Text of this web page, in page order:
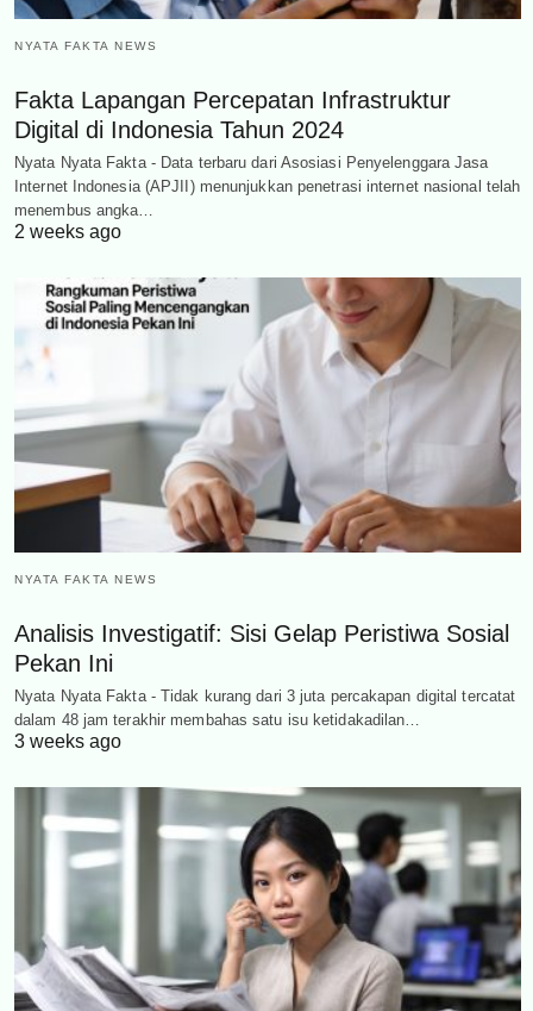
NYATA FAKTA NEWS
Fakta Lapangan Percepatan Infrastruktur
Digital di Indonesia Tahun 2024
Nyata Nyata Fakta - Data terbaru dari Asosiasi Penyelenggara Jasa
Internet Indonesia (APJII) menunjukkan penetrasi internet nasional telah
menembus angka…
2 weeks ago
NYATA FAKTA NEWS
Analisis Investigatif: Sisi Gelap Peristiwa Sosial
Pekan Ini
Nyata Nyata Fakta - Tidak kurang dari 3 juta percakapan digital tercatat
dalam 48 jam terakhir membahas satu isu ketidakadilan…
3 weeks ago